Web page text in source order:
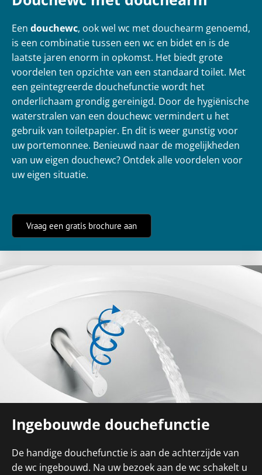
Een douchewc, ook wel wc met douchearm genoemd,
is een combinatie tussen een wc en bidet en is de
laatste jaren enorm in opkomst. Het biedt grote
voordelen ten opzichte van een standaard toilet. Met
een geïntegreerde douchefunctie wordt het
onderlichaam grondig gereinigd. Door de hygiënische
waterstralen van een douchewc vermindert u het
gebruik van toiletpapier. En dit is weer gunstig voor
uw portemonnee. Benieuwd naar de mogelijkheden
van uw eigen douchewc? Ontdek alle voordelen voor
uw eigen situatie.
Vraag een gratis brochure aan
Ingebouwde douchefunctie
De handige douchefunctie is aan de achterzijde van
de wc ingebouwd. Na uw bezoek aan de wc schakelt u